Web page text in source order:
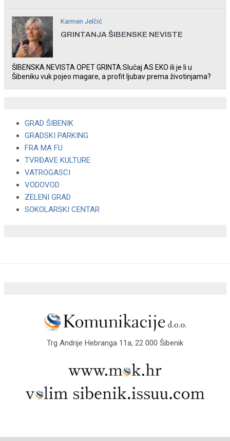
Karmen Jelčić
GRINTANJA ŠIBENSKE NEVISTE
ŠIBENSKA NEVISTA OPET GRINTA:Slučaj AS EKO ili je li u
Šibeniku vuk pojeo magare, a profit ljubav prema životinjama?
GRAD ŠIBENIK
GRADSKI PARKING
FRA MA FU
TVRĐAVE KULTURE
VATROGASCI
VODOVOD
ZELENI GRAD
SOKOLARSKI CENTAR
Trg Andrije Hebranga 11a, 22 000 Šibenik